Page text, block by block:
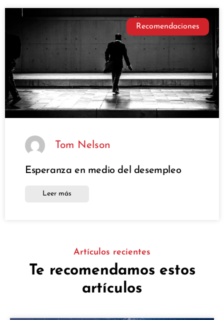
Recomendaciones
Tom Nelson
Esperanza en medio del desempleo
Leer más
Artículos recientes
Te recomendamos estos
artículos